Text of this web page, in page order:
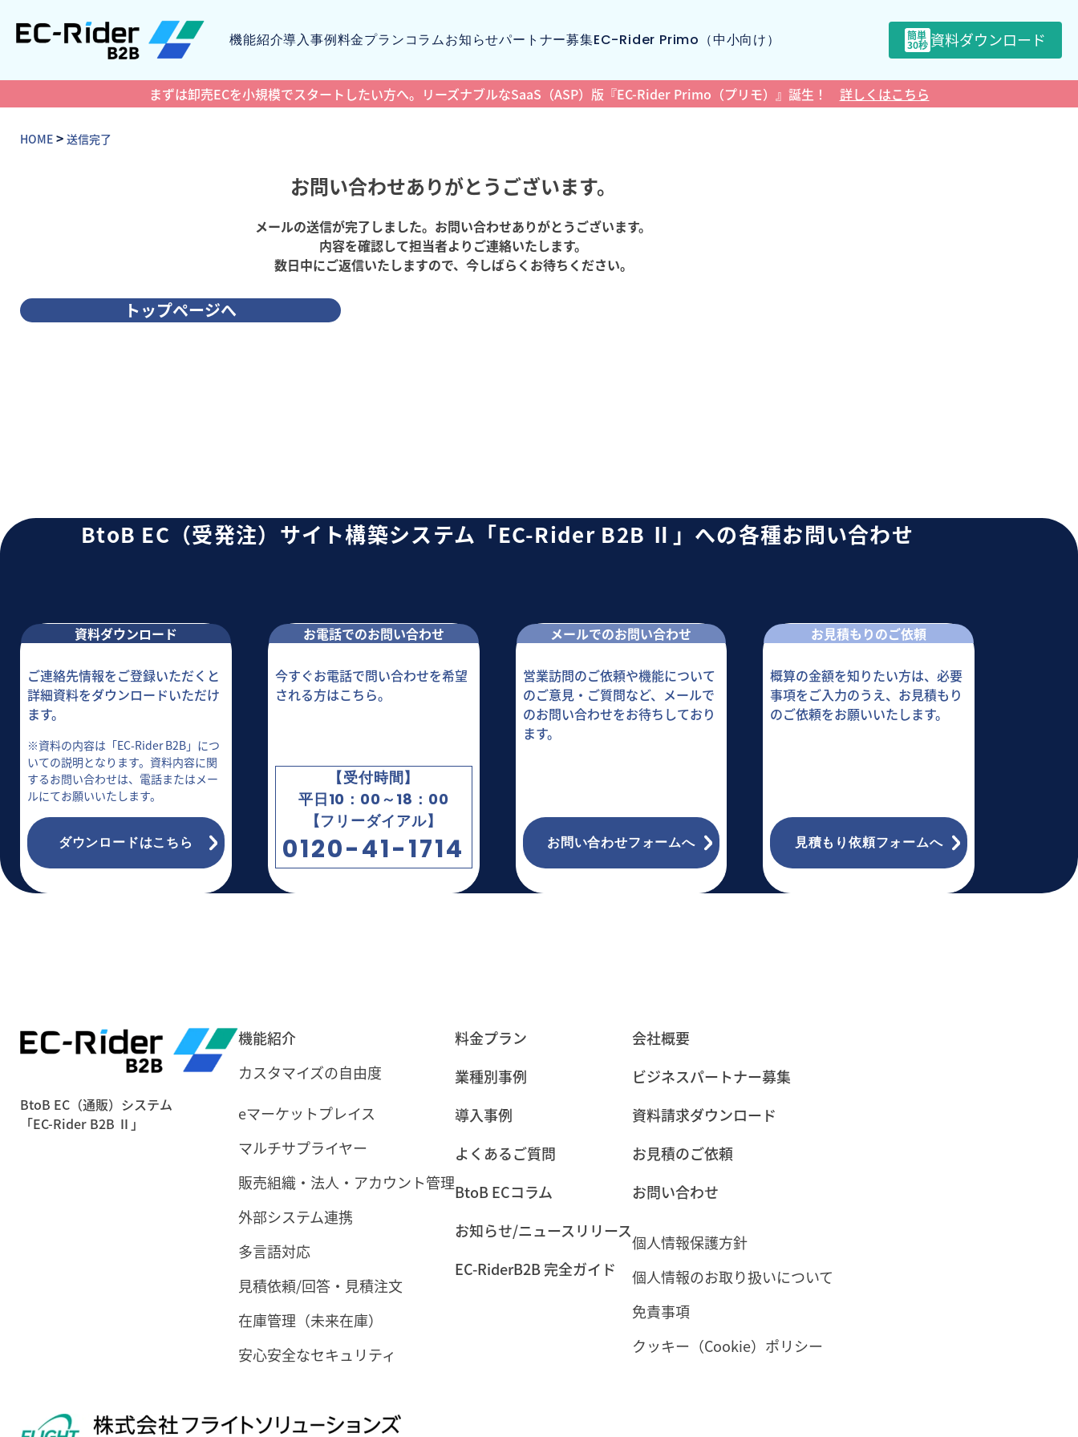
機能紹介導入事例料金プランコラムお知らせパートナー募集EC-Rider Primo（中小向け） 簡単
30秒 資料ダウンロード
まずは卸売ECを小規模でスタートしたい方へ。リーズナブルなSaaS（ASP）版『EC-Rider Primo（プリモ）』誕生！ 詳しくはこちら
HOME > 送信完了
お問い合わせありがとうございます。
メールの送信が完了しました。お問い合わせありがとうございます。
内容を確認して担当者よりご連絡いたします。
数日中にご返信いたしますので、今しばらくお待ちください。
トップページへ
BtoB EC（受発注）サイト構築システム 「EC-Rider B2B Ⅱ」への各種お問い合わせ
資料ダウンロード
ご連絡先情報をご登録いただくと
詳細資料をダウンロードいただけ
ます。
※資料の内容は「EC-Rider B2B」につ
いての説明となります。資料内容に関
するお問い合わせは、電話またはメー
ルにてお願いいたします。
ダウンロードはこちら
お電話でのお問い合わせ
今すぐお電話で問い合わせを希望
される方はこちら。
【受付時間】
平日10：00～18：00
【フリーダイアル】
0120-41-1714
メールでのお問い合わせ
営業訪問のご依頼や機能について
のご意見・ご質問など、メールで
のお問い合わせをお待ちしており
ます。
お問い合わせフォームへ
お見積もりのご依頼
概算の金額を知りたい方は、必要
事項をご入力のうえ、お見積もり
のご依頼をお願いいたします。
見積もり依頼フォームへ
BtoB EC（通販）システム
「EC-Rider B2B Ⅱ」
機能紹介
カスタマイズの自由度
eマーケットプレイス
マルチサプライヤー
販売組織・法人・アカウント管理
外部システム連携
多言語対応
見積依頼/回答・見積注文
在庫管理（未来在庫）
安心安全なセキュリティ
料金プラン
業種別事例
導入事例
よくあるご質問
BtoB ECコラム
お知らせ/ニュースリリース
EC-RiderB2B 完全ガイド
会社概要
ビジネスパートナー募集
資料請求ダウンロード
お見積のご依頼
お問い合わせ
個人情報保護方針
個人情報のお取り扱いについて
免責事項
クッキー（Cookie）ポリシー